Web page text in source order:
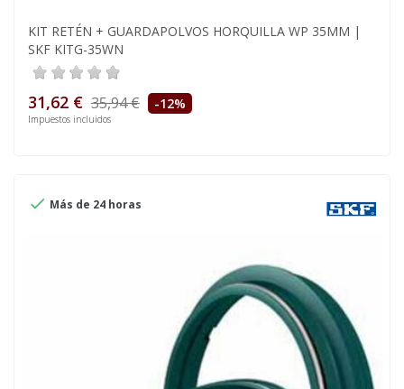
KIT RETÉN + GUARDAPOLVOS HORQUILLA WP 35MM |
SKF KITG-35WN
31,62 € 35,94 € -12%
Impuestos incluidos
 Más de 24 horas